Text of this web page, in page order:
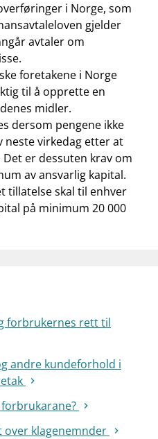
i Norge, som
gjelder
avtaler om
foretakene i Norge
til å opprette en
midler.
dersom pengene ikke
neste virkedag etter at
er dessuten krav om
av ansvarlig kapital.
tillatelse skal til enhver
på minimum 20 000
forbrukernes rett til
andre kundeforhold i
over klagenemnder